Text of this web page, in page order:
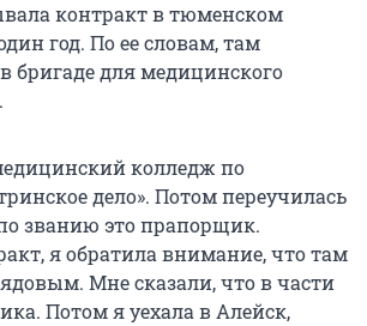
контракт в тюменском
год. По ее словам, там
бригаде для медицинского
колледж по
дело». Потом переучилась
званию это прапорщик.
я обратила внимание, что там
Мне сказали, что в части
Потом я уехала в Алейск,